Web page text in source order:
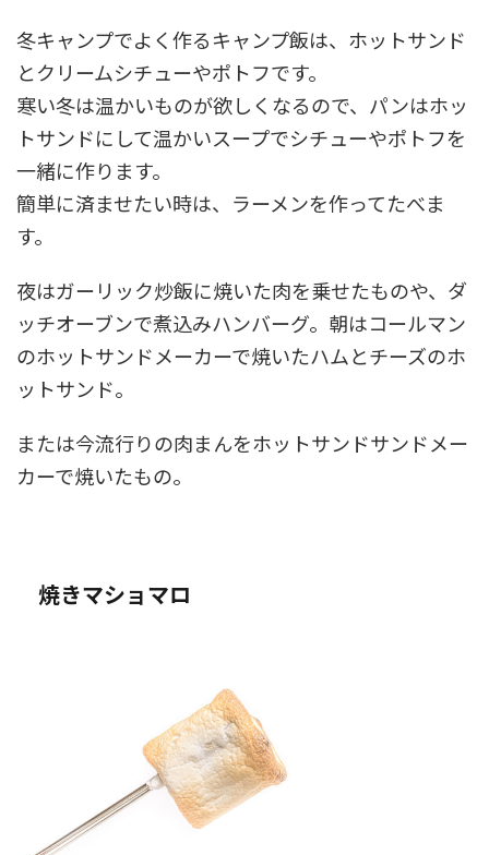
冬キャンプでよく作るキャンプ飯は、ホットサンド
とクリームシチューやポトフです。
寒い冬は温かいものが欲しくなるので、パンはホッ
トサンドにして温かいスープでシチューやポトフを
一緒に作ります。
簡単に済ませたい時は、ラーメンを作ってたべま
す。
夜はガーリック炒飯に焼いた肉を乗せたものや、ダ
ッチオーブンで煮込みハンバーグ。朝はコールマン
のホットサンドメーカーで焼いたハムとチーズのホ
ットサンド。
または今流行りの肉まんをホットサンドサンドメー
カーで焼いたもの。
焼きマショマロ